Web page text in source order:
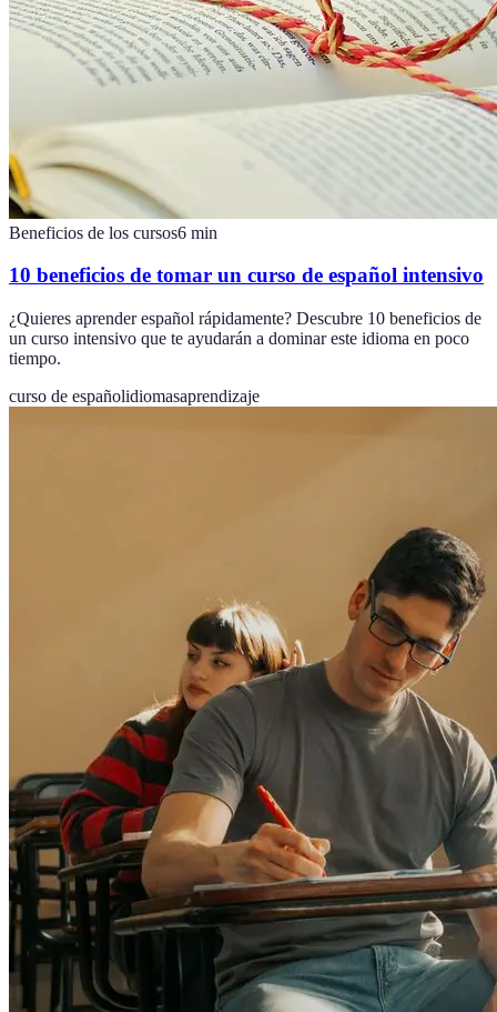
Beneficios de los cursos6 min
10 beneficios de tomar un curso de español intensivo
¿Quieres aprender español rápidamente? Descubre 10 beneficios de
un curso intensivo que te ayudarán a dominar este idioma en poco
tiempo.
curso de españolidiomasaprendizaje